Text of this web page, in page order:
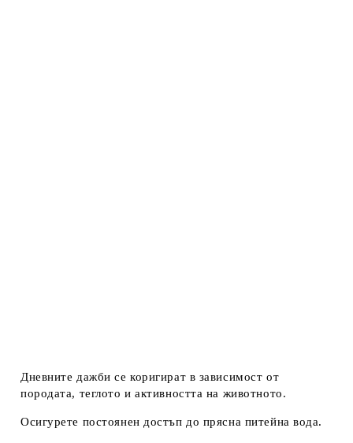
Дневните дажби се коригират в зависимост от
породата, теглото и активността на животното.
Осигурете постоянен достъп до прясна питейна вода.